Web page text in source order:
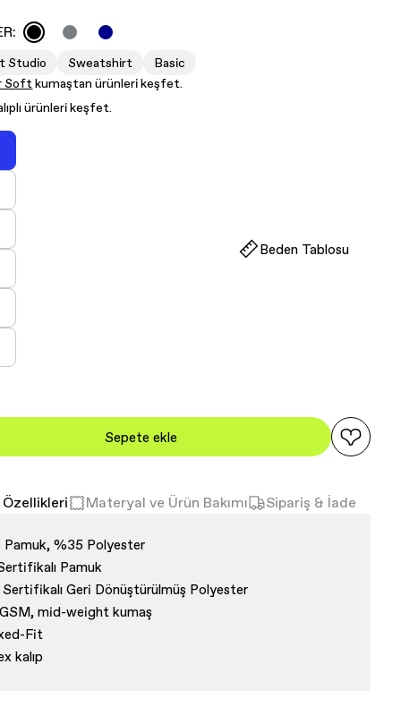
Basic
Studio
Sweatshirt
Softkumaştan ürünleri keşfet.
ürünleri keşfet.
Beden Tablosu
Sepete ekle
Özellikleri Materyal ve Ürün Bakımı Sipariş & İade
Pamuk, %35 Polyester
Pamuk
Sertifikalı Geri Dönüştürülmüş Polyester
mid-weight kumaş
Fit
kalıp